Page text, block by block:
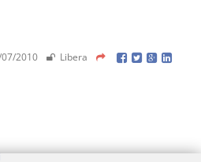
2010 Libera